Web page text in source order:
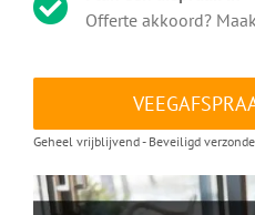
Offerte akkoord?
Geheel vrijblijvend - Beveiligd